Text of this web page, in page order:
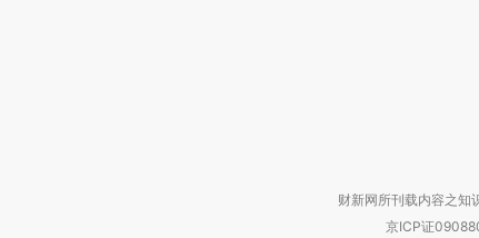
财新网所刊载内容之知
京ICP证